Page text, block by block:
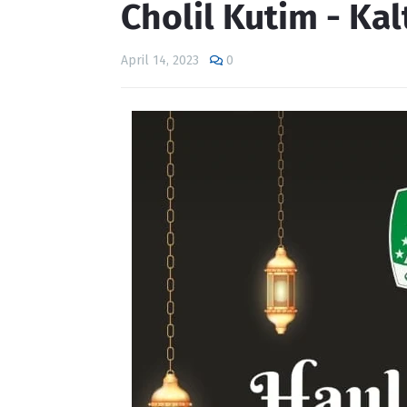
Cholil Kutim -
April 14, 2023 0